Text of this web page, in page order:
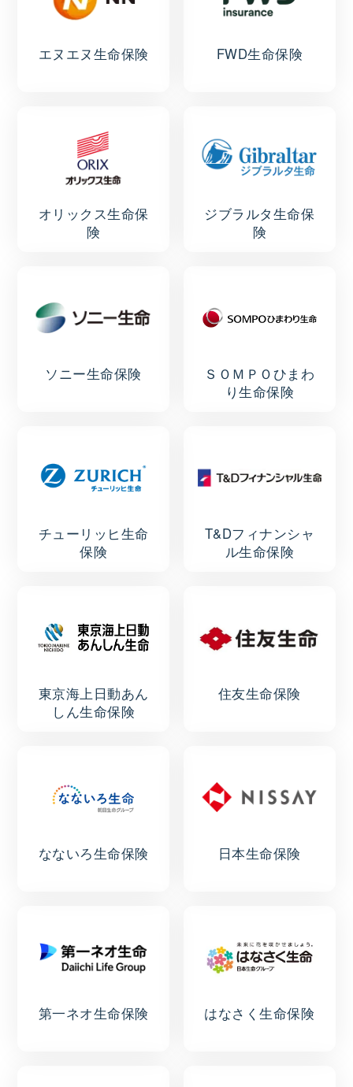
エヌエヌ生命保険 FWD生命保険
オリックス生命保
険
ジブラルタ生命保
険
ソニー生命保険
ＳＯＭＰＯひまわ
り生命保険
チューリッヒ生命
保険
T&Dフィナンシャ
ル生命保険
東京海上日動あん
しん生命保険
住友生命保険
なないろ生命保険 日本生命保険
第一ネオ生命保険 はなさく生命保険